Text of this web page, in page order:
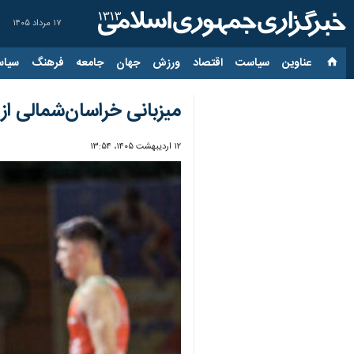
۱۷ مرداد ۱۴۰۵
عناوین‌ سیاست اقتصاد ورزش جهان جامعه فرهنگ
میزبانی خراسان‌شمالی
۱۲ اردیبهشت ۱۴۰۵، ۱۳:۵۴